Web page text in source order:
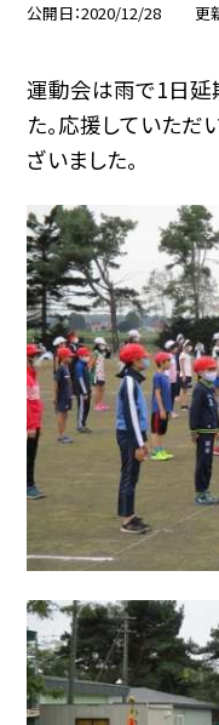
公開日 2020/12/28 更
運動会は雨で1日延
た。応援していただ
ざいました。